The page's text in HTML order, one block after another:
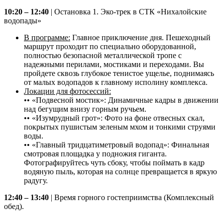
10:20 – 12:40 | Остановка 1. Эко-трек в СТК «Нихалойские
водопады»
В программе: Главное приключение дня. Пешеходный
маршрут проходит по специально оборудованной,
полностью безопасной металлической тропе с
надежными перилами, мостиками и переходами. Вы
пройдете сквозь глубокое тенистое ущелье, поднимаясь
от малых водопадов к главному исполину комплекса.
Локации для фотосессий:
•• «Подвесной мостик»: Динамичные кадры в движении
над бегущим внизу горным ручьем.
•• «Изумрудный грот»: Фото на фоне отвесных скал,
покрытых пушистым зеленым мхом и тонкими струями
воды.
•• «Главный тридцатиметровый водопад»: Финальная
смотровая площадка у подножия гиганта.
Фотографируйтесь чуть сбоку, чтобы поймать в кадр
водяную пыль, которая на солнце превращается в яркую
радугу.
12:40 – 13:40 | Время горного гостеприимства (Комплексный
обед).